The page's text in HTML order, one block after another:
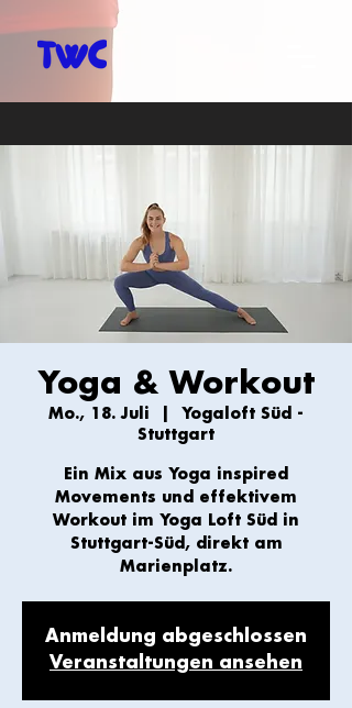
Yoga & Workout
Mo., 18. Juli
Yogaloft Süd -
Stuttgart
Ein Mix aus Yoga inspired
Movements und effektivem
Workout im Yoga Loft Süd in
Stuttgart-Süd, direkt am
Marienplatz.
Anmeldung abgeschlossen
Veranstaltungen ansehen